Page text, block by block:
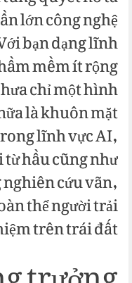
lớn công nghệ
bạn dạng lĩnh
mềm ít rộng
chỉ một hình
là khuôn mặt
lĩnh vực AI,
hầu cũng như
cứu vãn,
thể người trải
trên trái đất.